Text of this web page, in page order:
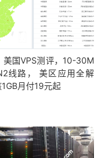
美国VPS测评，10-30M
线路， 美区应用全解
月付19元起